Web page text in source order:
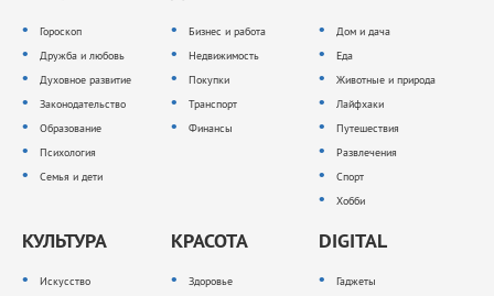
Гороскоп
Дружба и любовь
Духовное развитие
Законодательство
Образование
Психология
Семья и дети
Бизнес и работа
Недвижимость
Покупки
Транспорт
Финансы
Дом и дача
Еда
Животные и природа
Лайфхаки
Путешествия
Развлечения
Спорт
Хобби
КУЛЬТУРА
Искусство
КРАСОТА
Здоровье
DIGITAL
Гаджеты